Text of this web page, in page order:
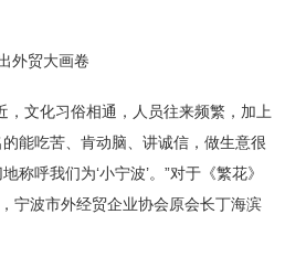
外贸大画卷
，文化习俗相通，人员往来频繁，加上
能吃苦、肯动脑、讲诚信，做生意很
称呼我们为‘小宁波’。”对于《繁花》
宁波市外经贸企业协会原会长丁海滨